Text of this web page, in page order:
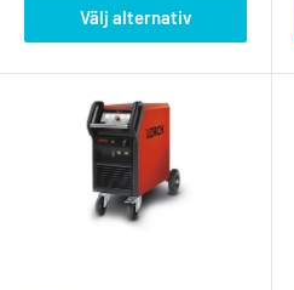
Välj alternativ